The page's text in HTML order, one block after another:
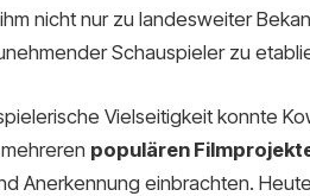
nicht nur zu landesweiter
Schauspieler zu
Vielseitigkeit konnte
populären
Anerkennung einbrachten.